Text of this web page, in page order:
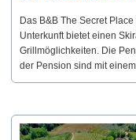
Das B&B The Secret
Unterkunft bietet einen
Grillmöglichkeiten. Die
der Pension sind mit